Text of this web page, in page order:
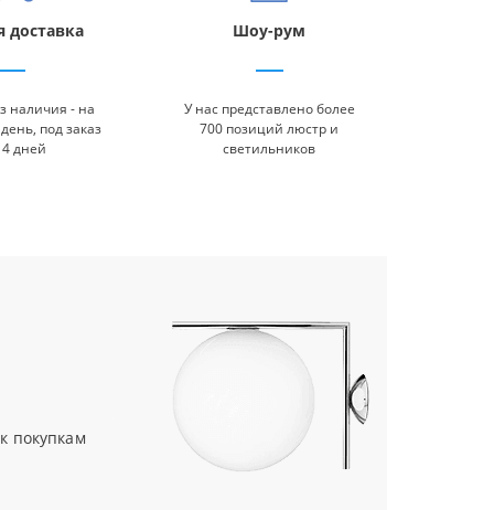
доставка
наличия - на
под заказ
дней
Шоу-рум
У нас представлено более
700 позиций люстр и
светильников
покупкам